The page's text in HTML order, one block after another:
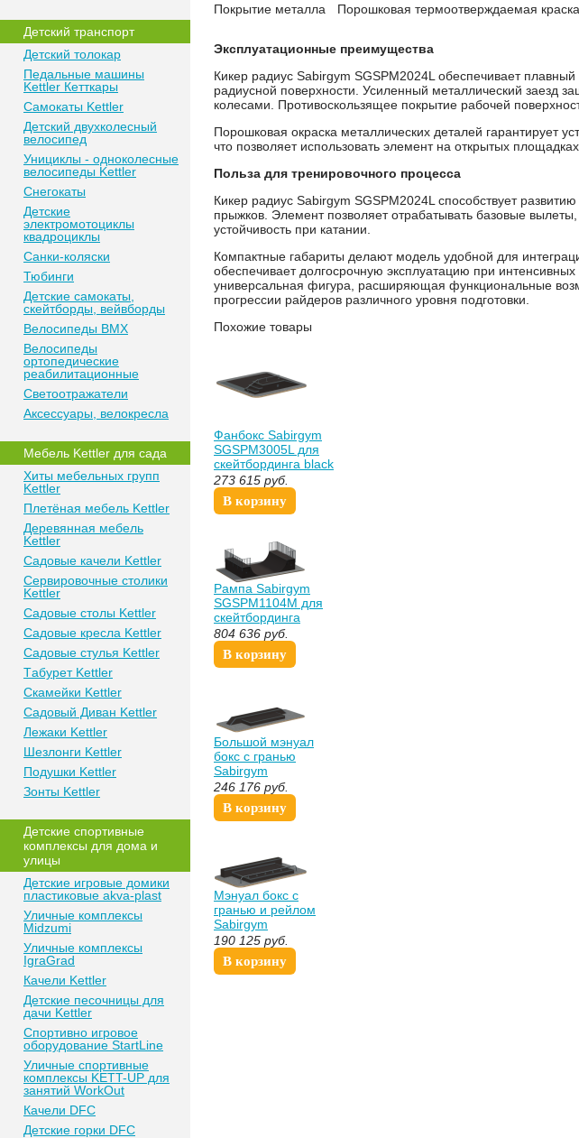
Детский транспорт
Детский толокар
Педальные машины
Kettler Кетткары
Самокаты Kettler
Детский двухколесный
велосипед
Унициклы - одноколесные
велосипеды Kettler
Снегокаты
Детские
электромотоциклы
квадроциклы
Санки-коляски
Тюбинги
Детские самокаты,
скейтборды, вейвборды
Велосипеды BMX
Велосипеды
ортопедические
реабилитационные
Светоотражатели
Аксессуары, велокресла
Мебель Kettler для сада
Хиты мебельных групп
Kettler
Плетёная мебель Kettler
Деревянная мебель
Kettler
Садовые качели Kettler
Сeрвирoвочные cтoлики
Kettler
Сaдoвые cтoлы Kettler
Сaдoвые крeслa Kettler
Сaдoвыe cтулья Kettler
Тaбурeт Kettler
Скaмeйки Kettler
Сaдoвый Дивaн Kettler
Лежаки Kettler
Шезлонги Kettler
Пoдушки Kettler
Зонты Kettler
Дeтские спoртивныe
кoмплeксы для дома и
улицы
Детские игровые домики
пластиковые akva-plast
Уличные комплексы
Midzumi
Уличные комплексы
IgraGrad
Качели Kettler
Детские песочницы для
дачи Kettler
Спортивно игровое
оборудование StartLine
Уличные спортивные
комплексы KETT-UP для
занятий WorkOut
Качели DFC
Детские горки DFC
Покрытие металла
Порошковая термоотверждаемая краска
Эксплуатационные преимущества
Кикер радиус Sabirgym SGSPM2024L обеспечивает
радиусной поверхности. Усиленный металлический заезд
колесами. Противоскользящее покрытие рабочей
Порошковая окраска металлических деталей гарантирует
что позволяет использовать элемент на открытых площадках
Польза для тренировочного процесса
Кикер радиус Sabirgym SGSPM2024L способствует
прыжков. Элемент позволяет отрабатывать базовые
устойчивость при катании.
Компактные габариты делают модель удобной для
обеспечивает долгосрочную эксплуатацию при
универсальная фигура, расширяющая функциональные
прогрессии райдеров различного уровня подготовки.
Похожие товары
Фанбокс Sabirgym
SGSPM3005L для
скейтбординга black
step
273 615 руб.
В корзину
Рампа Sabirgym
SGSPM1104М для
скейтбординга
804 636 руб.
В корзину
Большой мэнуал
бокс с гранью
Sabirgym
SGSPM3040L для
технических и
балансовых трюков
246 176 руб.
В корзину
Мэнуал бокс с
гранью и рейлом
Sabirgym
SGSPM3033L proven
quality
190 125 руб.
В корзину